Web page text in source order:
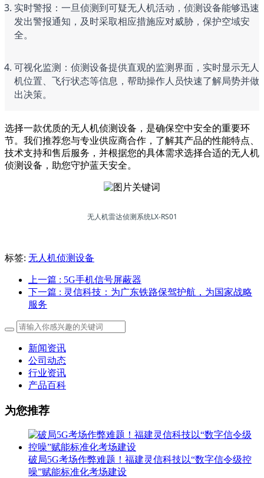
实时警报：一旦侦测到可疑无人机活动，侦测设备能够迅速
发出警报通知，及时采取相应措施应对威胁，保护空域安
全。
可视化监测：侦测设备提供直观的监测界面，实时显示无人
机位置、飞行状态等信息，帮助操作人员快速了解局势并做
出决策。
选择一款优质的无人机侦测设备，是确保空中安全的重要环
节。我们推荐您与专业供应商合作，了解其产品的性能特点、
技术支持和售后服务，并根据您的具体需求选择合适的无人机
侦测设备，助您守护蓝天安全。
无人机雷达侦测系统LX-RS01
标签: 无人机侦测设备
上一篇 : 5G手机信号屏蔽器
下一篇 : 灵信科技：为广东铁路保驾护航，为国家战略
服务
新闻资讯
公司动态
行业资讯
产品百科
为您推荐
破局5G考场作弊难题！福建灵信科技以“数字信令级控
噪”赋能标准化考场建设